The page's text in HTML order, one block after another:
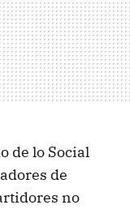
de lo Social
de
no